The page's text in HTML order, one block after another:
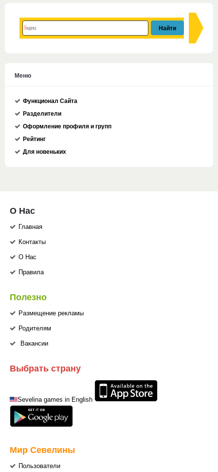
Меню
Функционал Сайта
Разделители
Оформление профиля и групп
Рейтинг
Для новеньких
О Нас
Главная
Контакты
О Нас
Правила
Полезно
Размещение рекламы
Родителям
Вакансии
Выбрать страну
Sevelina games in English
Мир Севелины
Пользователи